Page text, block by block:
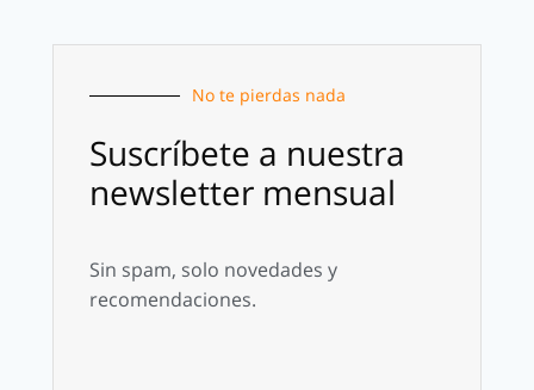
No te pierdas nada
Suscríbete a nuestra
newsletter mensual
Sin spam, solo novedades y
recomendaciones.